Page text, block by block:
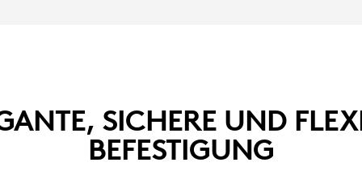
SICHERE UND
BEFESTIGUNG